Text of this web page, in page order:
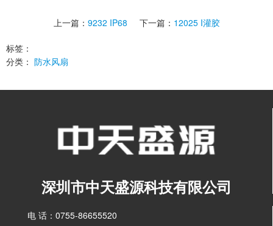
上一篇： 9232 IP68 下一篇： 12025 I灌胶
标签：
分类： 防水风扇
深圳市中天盛源科技有限公司
电 话：0755-86655520